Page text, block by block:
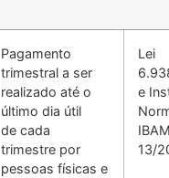
Pagamento
trimestral a ser
realizado até o
último dia útil
de cada
trimestre por
pessoas físicas e
Lei
e
13/